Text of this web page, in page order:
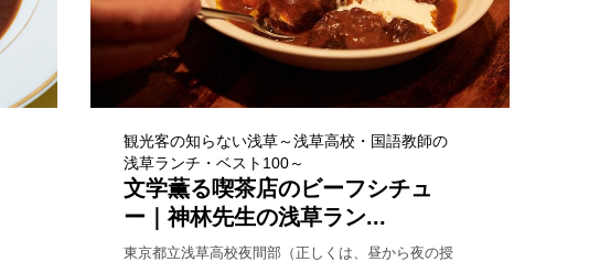
観光客の知らない浅草～浅草高校・国語教師の
浅草ランチ・ベスト100～
文学薫る喫茶店のビーフシチュ
ー｜神林先生の浅草ラン...
東京都立浅草高校夜間部（正しくは、昼から夜の授